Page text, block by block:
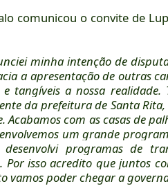
comunicou o convite de
minha intenção de
a apresentação de outras
tangíveis a nossa
da prefeitura de Santa
com as casas de
um grande
programas de
Por isso acredito que juntos
vamos poder chegar a